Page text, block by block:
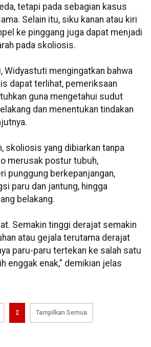
tetapi pada sebagian kasus
Selain itu, siku kanan atau kiri
ke pinggang juga dapat menjadi
pada skoliosis.
Widyastuti mengingatkan bahwa
dapat terlihat, pemeriksaan
guna mengetahui sudut
dan menentukan tindakan
skoliosis yang dibiarkan tanpa
merusak postur tubuh,
punggung berkepanjangan,
paru dan jantung, hingga
belakang.
Semakin tinggi derajat semakin
atau gejala terutama derajat
paru-paru tertekan ke salah satu
enggak enak," demikian jelas
2 Tampilkan Semua